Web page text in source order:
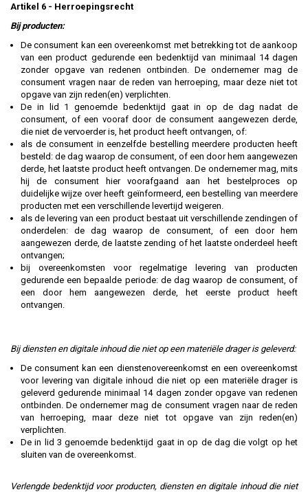
Artikel 6 - Herroepingsrecht
Bij producten:
De consument kan een overeenkomst met betrekking tot de aankoop
van een product gedurende een bedenktijd van minimaal 14 dagen
zonder opgave van redenen ontbinden. De ondernemer mag de
consument vragen naar de reden van herroeping, maar deze niet tot
opgave van zijn reden(en) verplichten.
De in lid 1 genoemde bedenktijd gaat in op de dag nadat de
consument, of een vooraf door de consument aangewezen derde,
die niet de vervoerder is, het product heeft ontvangen, of:
als de consument in eenzelfde bestelling meerdere producten heeft
besteld: de dag waarop de consument, of een door hem aangewezen
derde, het laatste product heeft ontvangen. De ondernemer mag, mits
hij de consument hier voorafgaand aan het bestelproces op
duidelijke wijze over heeft geïnformeerd, een bestelling van meerdere
producten met een verschillende levertijd weigeren.
als de levering van een product bestaat uit verschillende zendingen of
onderdelen: de dag waarop de consument, of een door hem
aangewezen derde, de laatste zending of het laatste onderdeel heeft
ontvangen;
bij overeenkomsten voor regelmatige levering van producten
gedurende een bepaalde periode: de dag waarop de consument, of
een door hem aangewezen derde, het eerste product heeft
ontvangen.
Bij diensten en digitale inhoud die niet op een materiële drager is geleverd:
De consument kan een dienstenovereenkomst en een overeenkomst
voor levering van digitale inhoud die niet op een materiële drager is
geleverd gedurende minimaal 14 dagen zonder opgave van redenen
ontbinden. De ondernemer mag de consument vragen naar de reden
van herroeping, maar deze niet tot opgave van zijn reden(en)
verplichten.
De in lid 3 genoemde bedenktijd gaat in op de dag die volgt op het
sluiten van de overeenkomst.
Verlengde bedenktijd voor producten, diensten en digitale inhoud die niet